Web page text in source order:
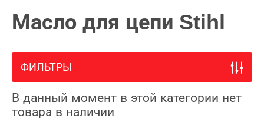
Масло для цепи Stihl
ФИЛЬТРЫ
В данный момент в этой категории нет
товара в наличии